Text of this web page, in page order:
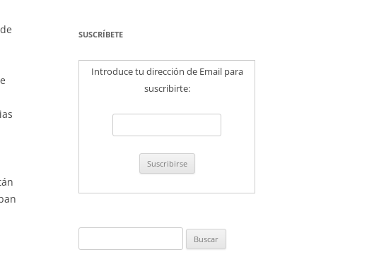
SUSCRÍBETE
Introduce tu dirección de Email para
suscribirte: